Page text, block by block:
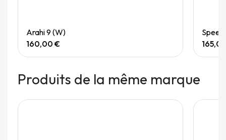
Arahi 9 (W)
160,00 €
Produits de la même marque